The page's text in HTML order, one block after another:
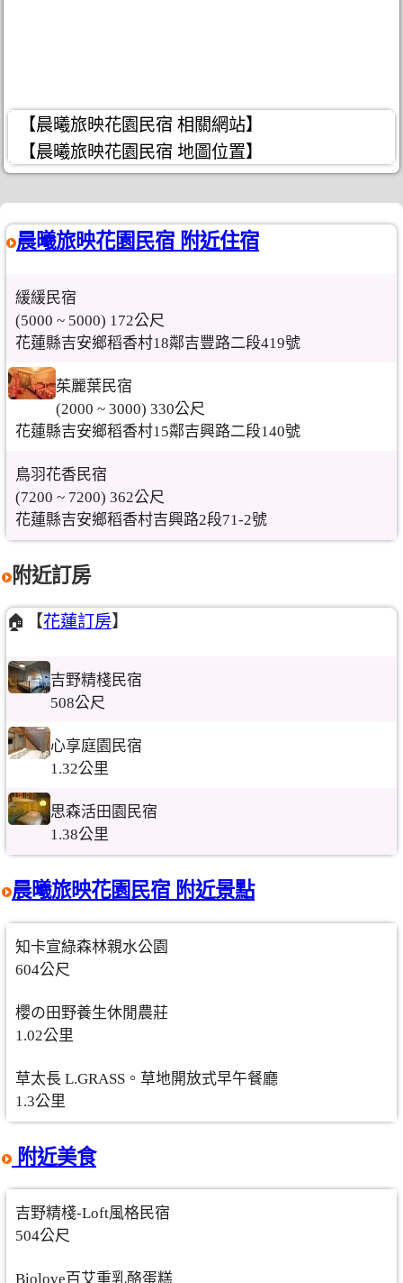
【晨曦旅映花園民宿 相關網站】
【晨曦旅映花園民宿 地圖位置】
晨曦旅映花園民宿 附近住宿
緩緩民宿
(5000 ~ 5000) 172公尺
花蓮縣吉安鄉稻香村18鄰吉豐路二段419號
茱麗葉民宿
(2000 ~ 3000) 330公尺
花蓮縣吉安鄉稻香村15鄰吉興路二段140號
鳥羽花香民宿
(7200 ~ 7200) 362公尺
花蓮縣吉安鄉稻香村吉興路2段71-2號
附近訂房
🏠【花蓮訂房】
吉野精棧民宿
508公尺
心享庭園民宿
1.32公里
思森活田園民宿
1.38公里
晨曦旅映花園民宿 附近景點
知卡宣綠森林親水公園
604公尺
櫻の田野養生休閒農莊
1.02公里
草太長 L.GRASS。草地開放式早午餐廳
1.3公里
附近美食
吉野精棧-Loft風格民宿
504公尺
Biolove百艾重乳酪蛋糕